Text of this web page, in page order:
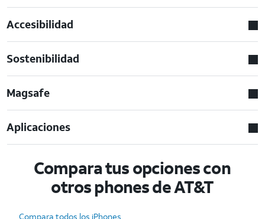
Accesibilidad
Sostenibilidad
Magsafe
Aplicaciones
Compara tus opciones con
otros phones de AT&T
Compara todos los iPhones